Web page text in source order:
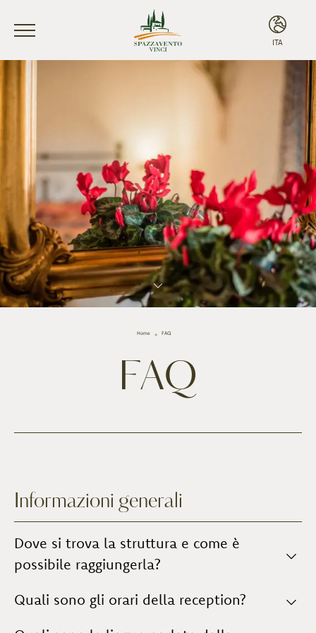
ITA
Home FAQ
FAQ
Informazioni generali
Dove si trova la struttura e come è
possibile raggiungerla?
La struttura si trova in campagna, fuori dal paese di
Quali sono gli orari della reception?